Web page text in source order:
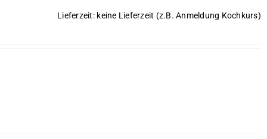
Lieferzeit: keine Lieferzeit (z.B. Anmeldung Kochkurs)